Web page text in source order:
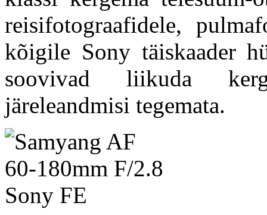
reisifotograafidele,
kõigile Sony täiskaader
soovivad liikuda
järeleandmisi tegemata.